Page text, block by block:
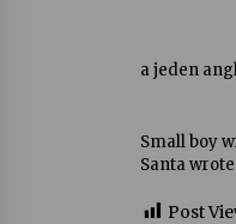
a jeden
Small boy
Santa
Post